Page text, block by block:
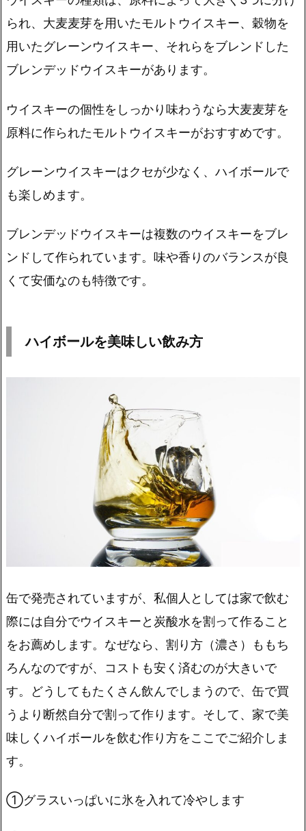
られ、 大麦麦芽を用いたモルトウイスキー、穀物を
用いたグレーンウイスキー、それらをブレンドした
ブレンデッドウイスキーがあります。
ウイスキーの個性をしっかり味わうなら大麦麦芽を
原料に作られたモルトウイスキーがおすすめです。
グレーンウイスキーはクセが少なく、ハイボールで
も楽しめます。
ブレンデッドウイスキーは複数のウイスキーをブレ
ンドして作られています。味や香りのバランスが良
くて安価なのも特徴です。
ハイボールを美味しい飲み方
缶で発売されていますが、私個人としては家で飲む
際には自分でウイスキーと炭酸水を割って作ること
をお薦めします。なぜなら、割り方（濃さ）ももち
ろんなのですが、コストも安く済むのが大きいで
す。どうしてもたくさん飲んでしまうので、缶で買
うより断然自分で割って作ります。そして、家で美
味しくハイボールを飲む作り方をここでご紹介しま
す。
①グラスいっぱいに氷を入れて冷やします